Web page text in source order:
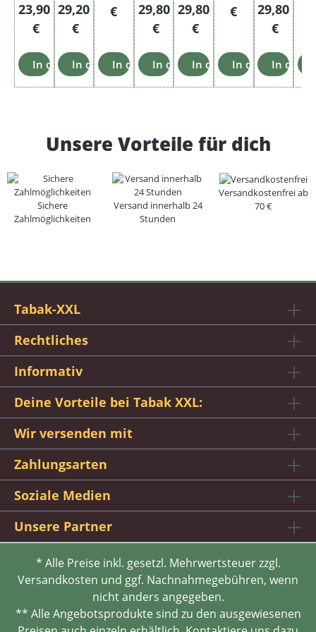
Regulärer Preis:
23,90
€
In den Warenkorb
Regulärer Preis:
29,20
€
In den Warenkorb
€
In den Warenkorb
Regulärer Preis:
29,80
€
In den Warenkorb
Regulärer Preis:
29,80
€
In den Warenkorb
€
In den
29,80
€
In den
Unsere Vorteile für dich
Sichere
Zahlmöglichkeiten
Versand innerhalb 24
Stunden
Versandkostenfrei ab
70 €
Tabak-XXL
Rechtliches
Informativ
Deine Vorteile bei Tabak XXL:
Wir versenden mit
Zahlungsarten
Soziale Medien
Unsere Partner
* Alle Preise inkl. gesetzl. Mehrwertsteuer zzgl.
Versandkosten und ggf. Nachnahmegebühren, wenn
nicht anders angegeben.
** Alle Angebotsprodukte sind zu den ausgewiesenen